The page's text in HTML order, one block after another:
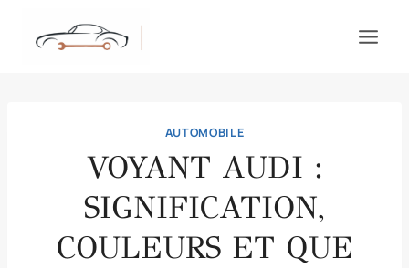
AUTOMOBILE
VOYANT AUDI :
SIGNIFICATION,
COULEURS ET QUE